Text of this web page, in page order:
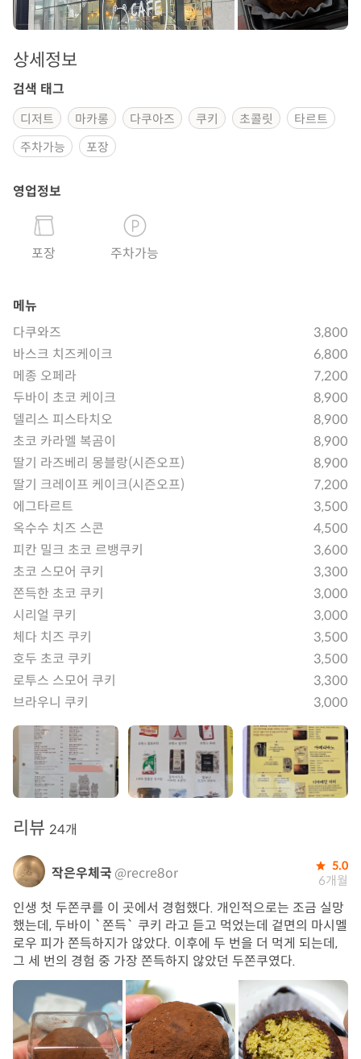
상세정보
검색 태그
디저트 마카롱 다쿠아즈 쿠키 초콜릿
타르트
주차가능
포장
영업정보
포장 주차가능
메뉴
다쿠와즈
3,800
바스크 치즈케이크
6,800
메종 오페라
7,200
두바이 초코 케이크
8,900
델리스 피스타치오
8,900
초코 카라멜 복곰이
8,900
딸기 라즈베리 몽블랑(시즌오프)
8,900
딸기 크레이프 케이크(시즌오프)
7,200
에그타르트
3,500
옥수수 치즈 스콘
4,500
피칸 밀크 초코 르뱅쿠키
3,600
초코 스모어 쿠키
3,300
쫀득한 초코 쿠키
3,000
시리얼 쿠키
3,000
체다 치즈 쿠키
3,500
호두 초코 쿠키
3,500
로투스 스모어 쿠키
3,300
브라우니 쿠키
3,000
리뷰 24개
작은우체국 @recre8or 5.0
6개월
인생 첫 두쫀쿠를 이 곳에서 경험했다. 개인적으로는 조금 실망
했는데, 두바이 `쫀득` 쿠키 라고 듣고 먹었는데 겉면의 마시멜
로우 피가 쫀득하지가 않았다. 이후에 두 번을 더 먹게 되는데,
그 세 번의 경험 중 가장 쫀득하지 않았던 두쫀쿠였다.